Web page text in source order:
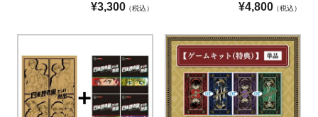
¥3,300 税込 ¥4,800 税込